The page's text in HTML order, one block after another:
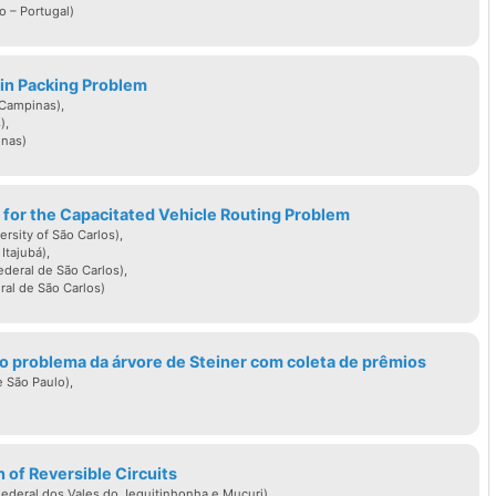
Membro do Comitê Assessor de Ciência da
2002515486942024
– Portugal)
Packing Problem
the Capacitated Vehicle Routing Problem
of São Carlos),
de São Carlos),
de São Carlos)
problema da árvore de Steiner com coleta de prêmios
Paulo),
of Reversible Circuits